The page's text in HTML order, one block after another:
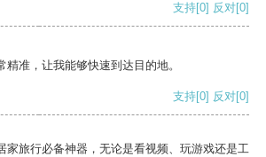
支持[0] 反对[0]
准，让我能够快速到达目的地。
支持[0] 反对[0]
家旅行必备神器，无论是看视频、玩游戏还是工